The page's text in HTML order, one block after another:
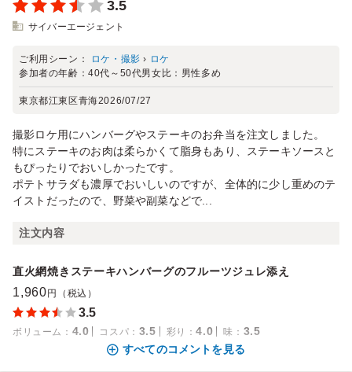
3.5
サイバーエージェント
ご利用シーン： ロケ・撮影 › ロケ
参加者の年齢：40代～50代男女比： 男性多め
東京都江東区青海2026/07/27
撮影ロケ用にハンバーグやステーキのお弁当を注文しました。
特にステーキのお肉は柔らかくて脂身もあり、ステーキソースと
もぴったりでおいしかったです。
ポテトサラダも濃厚でおいしいのですが、全体的に少し重めのテ
イストだったので、野菜や副菜などで...
注文内容
直火網焼きステーキハンバーグのフルーツジュレ添え
1,960 円（税込）
3.5
ボリューム ： 4.0 コスパ ： 3.5 彩り ：4.0 味 ： 3.5
すべてのコメントを見る